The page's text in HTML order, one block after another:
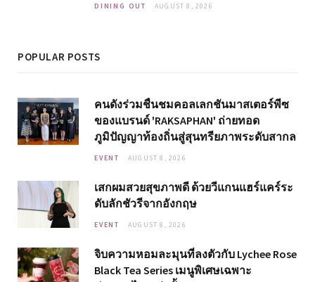
DINING OUT AUGUST 8, 2026
POPULAR POSTS
คนดังร่วมชื่นชมคอลเลกชันมาสเตอร์พีซ
ของแบรนด์ 'RAKSAPHAN' ถ่ายทอด
ภูมิปัญญาท้องถิ่นสู่สุนทรียภาพระดับสากล
EVENT AUGUST 8, 2026
เสกผมสวยสุขภาพดี ด้วยวีแกนแฮร์แคร์ระ
ดับลักชัวรีจากอังกฤษ
EVENT AUGUST 8, 2026
จิบความหอมละมุนที่ลงตัวกับ Lychee Rose
Black Tea Series เมนูพิเศษเฉพาะ